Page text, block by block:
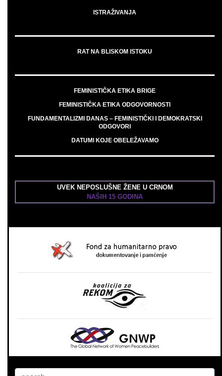
ISTRAŽIVANJA
RAT NA BLISKOM ISTOKU
FEMINISTIČKA ETIKA BRIGE
FEMINISTIČKA ETIKA ODGOVORNOSTI
FUNDAMENTALIZMI DANAS – FEMINISTIČKI I DEMOKRATSKI
ODGOVORI
DATUMI KOJE OBELEŽAVAMO
UVEK NEPOSLUŠNE ŽENE U CRNOM
NAŠIH 15 GODINA